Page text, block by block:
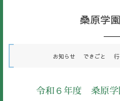
桑原学
お知らせ できごと
令和６年度 桑原学